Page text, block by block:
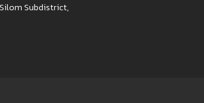
Subdistrict,